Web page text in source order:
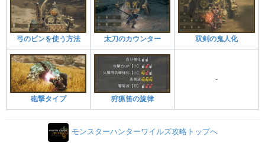
弓のビンを使う方法 太刀のカウンター 双剣の鬼人化
砲撃タイプ 狩猟笛の旋律
‐
モンスターハンターワイルズ攻略トップへ